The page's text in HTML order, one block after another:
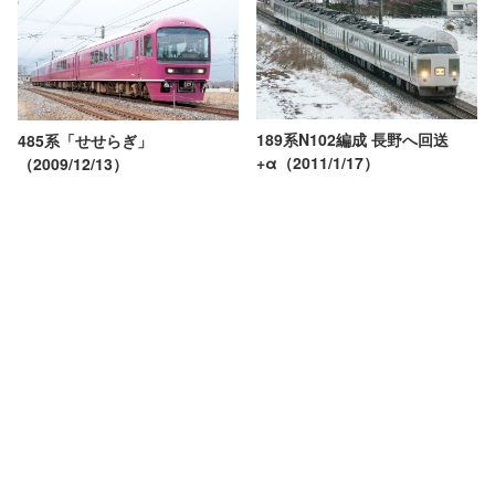
485系「せせらぎ」
（2009/12/13）
189系N102編成 長野へ回送
+α（2011/1/17）